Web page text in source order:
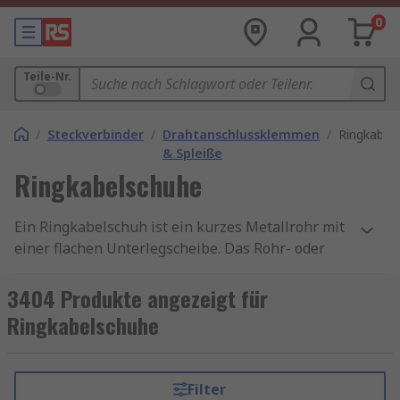
0
Teile-Nr.
/ Steckverbinder / Drahtanschlussklemmen
& Spleiße
/
Ringkabelschuhe
Ein Ringkabelschuh ist ein kurzes Metallrohr mit
einer flachen Unterlegscheibe. Das Rohr- oder
eingesteckt und gequetscht wird. Das Kontakt-
oder Anschlussende ist ein flacher Ring mit
einem zentralen Loch, das mit einem Stift oder
sind isoliert oder nicht isoliert. Ein elektrischer
3404 Produkte angezeigt für
Ringkabelschuhe
Filter